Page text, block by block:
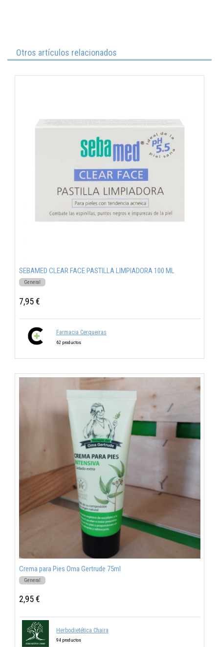
Otros artículos relacionados
SEBAMED CLEAR FACE PASTILLA LIMPIADORA 100 ML
General
7,95 €
Farmacia Cerqueiras
62 productos
Crema para Pies Oma Gertrude 75ml
General
2,95 €
Herbodietética Chaira
94 productos